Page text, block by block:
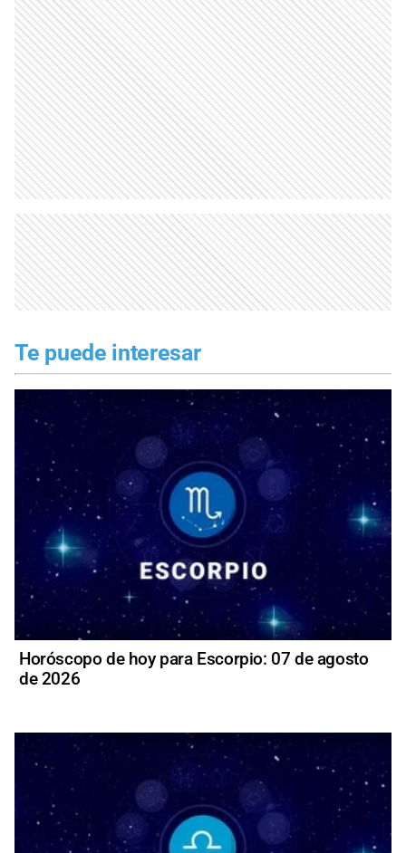
Te puede interesar
Horóscopo de hoy para Escorpio: 07 de agosto
de 2026